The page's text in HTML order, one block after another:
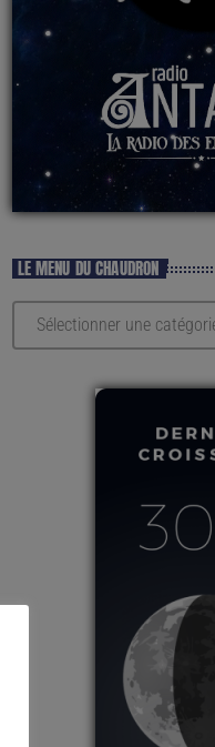
LE MENU DU CHAUDRON